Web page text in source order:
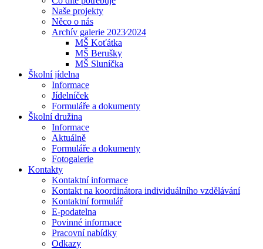
Naše projekty
Něco o nás
Archív galerie 2023⁄2024
MŠ Koťátka
MŠ Berušky
MŠ Sluníčka
Školní jídelna
Informace
Jídelníček
Formuláře a dokumenty
Školní družina
Informace
Aktuálně
Formuláře a dokumenty
Fotogalerie
Kontakty
Kontaktní informace
Kontakt na koordinátora individuálního vzdělávání
Kontaktní formulář
E-podatelna
Povinné informace
Pracovní nabídky
Odkazy